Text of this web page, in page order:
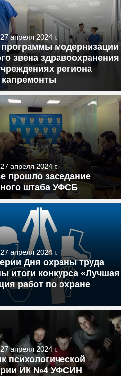
27 апреля 2024 г.
программы модернизации
звена здравоохранения
региона
капремонты
27 апреля 2024 г.
прошло заседание
штаба УФСБ
27 апреля 2024 г.
Дня охраны труда
итоги конкурса «Лучшая
работ по охране
27 апреля 2024 г.
психологической
ИК №4 УФСИН